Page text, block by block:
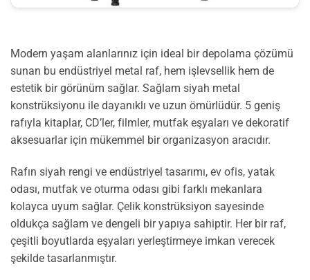
Modern yaşam alanlarınız için ideal bir depolama çözümü
sunan bu endüstriyel metal raf, hem işlevsellik hem de
estetik bir görünüm sağlar. Sağlam siyah metal
konstrüksiyonu ile dayanıklı ve uzun ömürlüdür. 5 geniş
rafıyla kitaplar, CD’ler, filmler, mutfak eşyaları ve dekoratif
aksesuarlar için mükemmel bir organizasyon aracıdır.
Rafın siyah rengi ve endüstriyel tasarımı, ev ofis, yatak
odası, mutfak ve oturma odası gibi farklı mekanlara
kolayca uyum sağlar. Çelik konstrüksiyon sayesinde
oldukça sağlam ve dengeli bir yapıya sahiptir. Her bir raf,
çeşitli boyutlarda eşyaları yerleştirmeye imkan verecek
şekilde tasarlanmıştır.